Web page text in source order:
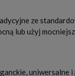
ze
lub użyj